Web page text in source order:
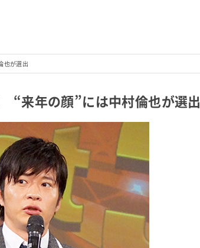
也が選出
“来年の顔”には中村倫也が選出